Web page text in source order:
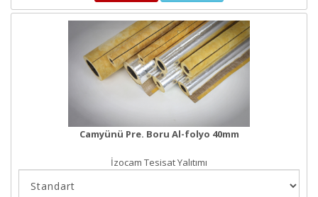
Camyünü Pre. Boru Al-folyo 40mm
İzocam Tesisat Yalıtımı